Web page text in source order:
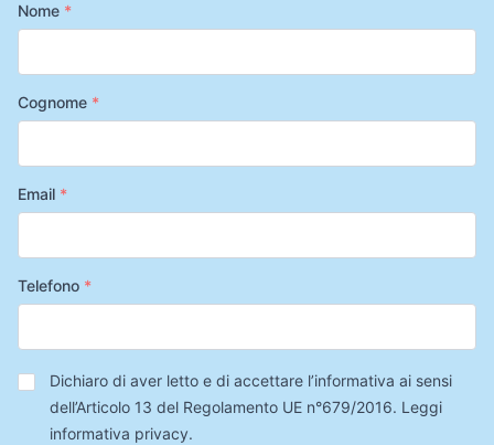
Nome *
Cognome *
Email *
Telefono *
Privacy*
Dichiaro di aver letto e di accettare l’informativa ai sensi
dell’Articolo 13 del Regolamento UE n°679/2016. Leggi
informativa privacy.